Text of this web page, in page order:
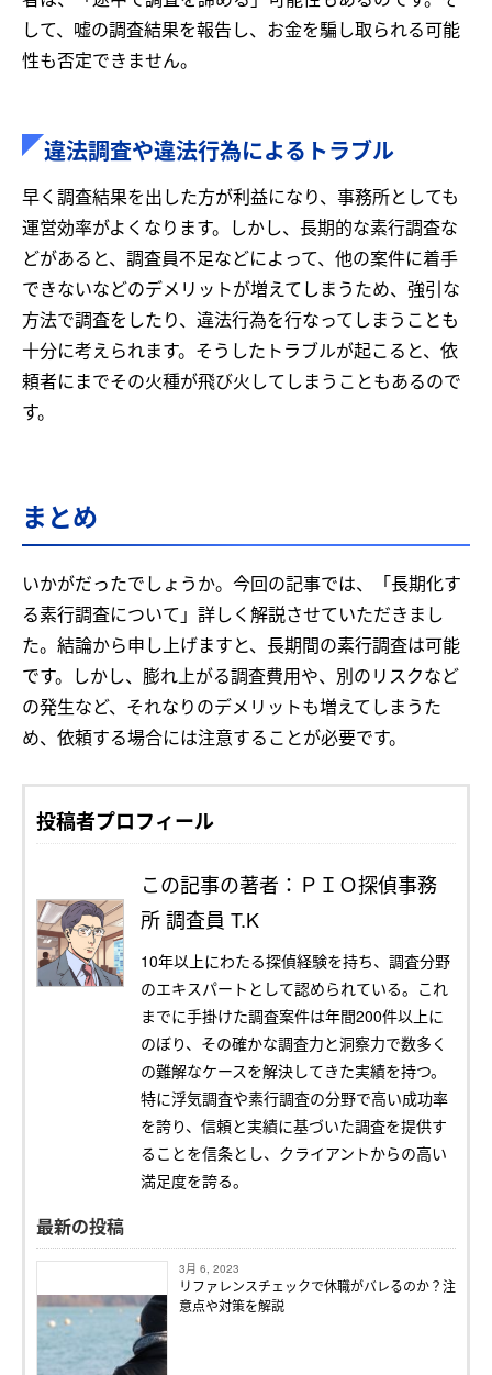
して、嘘の調査結果を報告し、お金を騙し取られる可能
性も否定できません。
違法調査や違法行為によるトラブル
早く調査結果を出した方が利益になり、事務所としても
運営効率がよくなります。しかし、長期的な素行調査な
どがあると、調査員不足などによって、他の案件に着手
できないなどのデメリットが増えてしまうため、強引な
方法で調査をしたり、違法行為を行なってしまうことも
十分に考えられます。そうしたトラブルが起こると、依
頼者にまでその火種が飛び火してしまうこともあるので
す。
まとめ
いかがだったでしょうか。今回の記事では、「長期化す
る素行調査について」詳しく解説させていただきまし
た。結論から申し上げますと、長期間の素行調査は可能
です。しかし、膨れ上がる調査費用や、別のリスクなど
の発生など、それなりのデメリットも増えてしまうた
め、依頼する場合には注意することが必要です。
投稿者プロフィール
この記事の著者：ＰＩＯ探偵事務
所 調査員 T.K
10年以上にわたる探偵経験を持ち、調査分野
のエキスパートとして認められている。これ
までに手掛けた調査案件は年間200件以上に
のぼり、その確かな調査力と洞察力で数多く
の難解なケースを解決してきた実績を持つ。
特に浮気調査や素行調査の分野で高い成功率
を誇り、信頼と実績に基づいた調査を提供す
ることを信条とし、クライアントからの高い
満足度を誇る。
最新の投稿
3月 6, 2023
リファレンスチェックで休職がバレるのか？注
意点や対策を解説